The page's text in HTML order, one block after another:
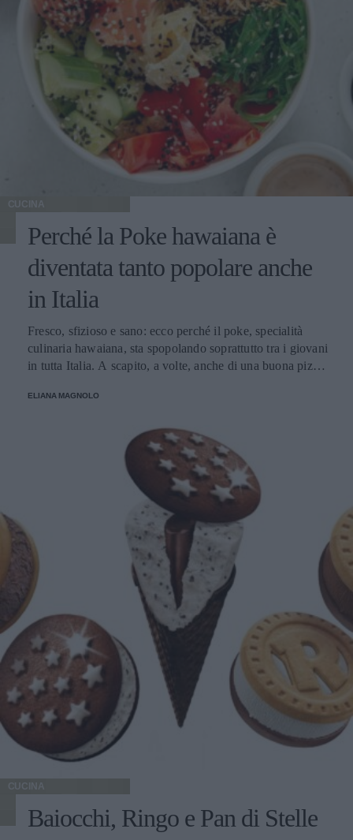
CUCINA
Perché la Poke hawaiana è
diventata tanto popolare anche
in Italia
Fresco, sfizioso e sano: ecco perché il poke, specialità
culinaria hawaiana, sta spopolando soprattutto tra i giovani
in tutta Italia. A scapito, a volte, anche di una buona pizza.
ELIANA MAGNOLO
CUCINA
Baiocchi, Ringo e Pan di Stelle